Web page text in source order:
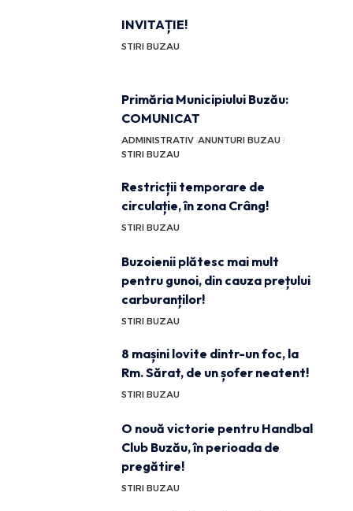
INVITAȚIE!
STIRI BUZAU
Primăria Municipiului Buzău:
COMUNICAT
ADMINISTRATIV ANUNTURI BUZAU
STIRI BUZAU
Restricții temporare de
circulație, în zona Crâng!
STIRI BUZAU
Buzoienii plătesc mai mult
pentru gunoi, din cauza prețului
carburanților!
STIRI BUZAU
8 mașini lovite dintr-un foc, la
Rm. Sărat, de un șofer neatent!
STIRI BUZAU
O nouă victorie pentru Handbal
Club Buzău, în perioada de
pregătire!
STIRI BUZAU